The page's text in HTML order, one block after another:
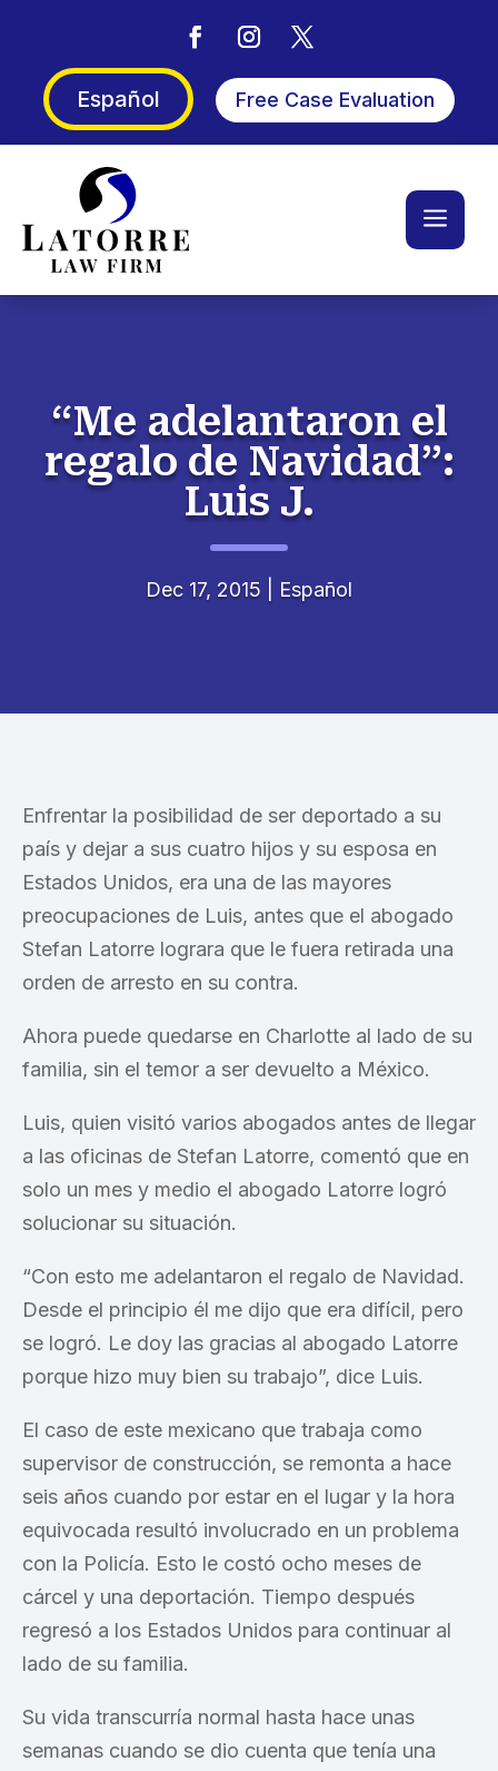
Español Free Case Evaluation
a
“Me adelantaron el
regalo de Navidad”:
Luis J.
Dec 17, 2015 Español
Enfrentar la posibilidad de ser deportado a su
país y dejar a sus cuatro hijos y su esposa en
Estados Unidos, era una de las mayores
preocupaciones de Luis, antes que el abogado
Stefan Latorre lograra que le fuera retirada una
orden de arresto en su contra.
Ahora puede quedarse en Charlotte al lado de su
familia, sin el temor a ser devuelto a México.
Luis, quien visitó varios abogados antes de llegar
a las oficinas de Stefan Latorre, comentó que en
solo un mes y medio el abogado Latorre logró
solucionar su situación.
“Con esto me adelantaron el regalo de Navidad.
Desde el principio él me dijo que era difícil, pero
se logró. Le doy las gracias al abogado Latorre
porque hizo muy bien su trabajo”, dice Luis.
El caso de este mexicano que trabaja como
supervisor de construcción, se remonta a hace
seis años cuando por estar en el lugar y la hora
equivocada resultó involucrado en un problema
con la Policía. Esto le costó ocho meses de
cárcel y una deportación. Tiempo después
regresó a los Estados Unidos para continuar al
lado de su familia.
Su vida transcurría normal hasta hace unas
semanas cuando se dio cuenta que tenía una